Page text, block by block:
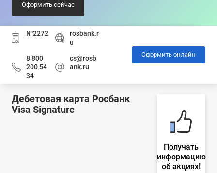
Оформить сейчас
№2272
rosbank.r
u
8 800
200 54
34
cs@rosb
ank.ru
Оформить онлайн
Дебетовая карта Росбанк
Visa Signature
Получать
информацию
об акциях!